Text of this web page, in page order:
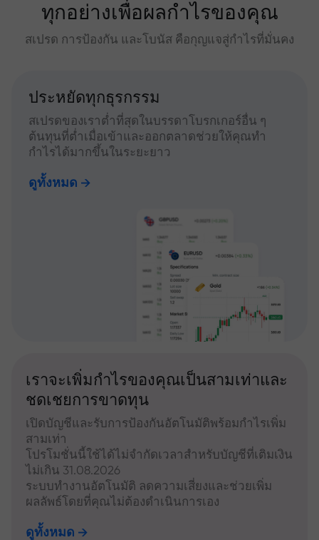
ทุกอย่างเพื่อผลกำไรของคุณ
สเปรด การป้องกัน และโบนัส คือกุญแจสู่กำไรที่มั่นคง
ประหยัดทุกธุรกรรม
สเปรดของเราต่ำที่สุดในบรรดาโบรกเกอร์อื่น ๆ
ต้นทุนที่ต่ำเมื่อเข้าและออกตลาดช่วยให้คุณทำ
กำไรได้มากขึ้นในระยะยาว
ดูทั้งหมด
เราจะเพิ่มกำไรของคุณเป็นสามเท่าและ
ชดเชยการขาดทุน
เปิดบัญชีและรับการป้องกันอัตโนมัติพร้อมกำไรเพิ่ม
สามเท่า
โปรโมชั่นนี้ใช้ได้ไม่จำกัดเวลาสำหรับบัญชีที่เติมเงิน
ไม่เกิน 31.08.2026
ระบบทำงานอัตโนมัติ ลดความเสี่ยงและช่วยเพิ่ม
ผลลัพธ์โดยที่คุณไม่ต้องดำเนินการเอง
ดูทั้งหมด